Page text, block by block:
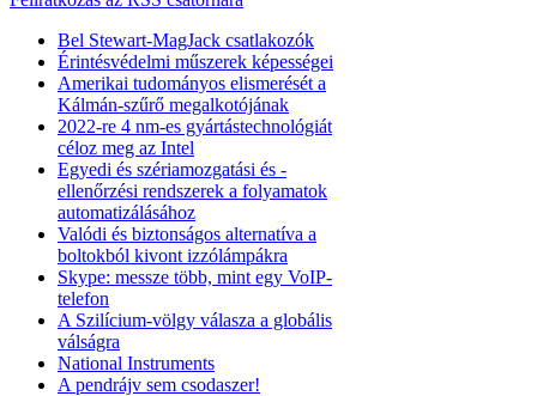
Bel Stewart-MagJack csatlakozók
Érintésvédelmi műszerek képességei
Amerikai tudományos elismerését a
Kálmán-szűrő megalkotójának
2022-re 4 nm-es gyártástechnológiát
céloz meg az Intel
Egyedi és szériamozgatási és -
ellenőrzési rendszerek a folyamatok
automatizálásához
Valódi és biztonságos alternatíva a
boltokból kivont izzólámpákra
Skype: messze több, mint egy VoIP-
telefon
A Szilícium-völgy válasza a globális
válságra
National Instruments
A pendrájv sem csodaszer!